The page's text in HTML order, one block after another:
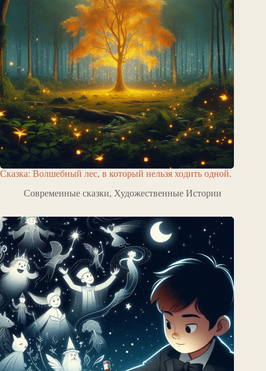
Сказка: Волшебный лес, в который нельзя ходить одной.
Современные сказки, Художественные Истории